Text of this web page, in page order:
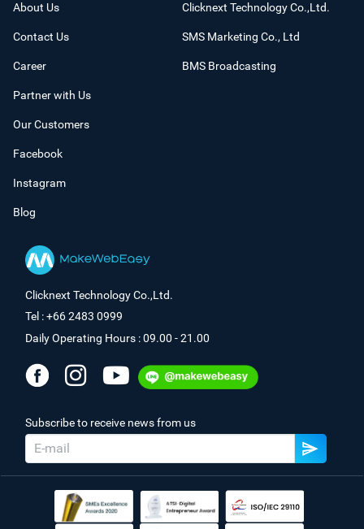
About Us
Contact Us
Career
Partner with Us
Our Customers
Facebook
Instagram
Blog
Clicknext Technology Co.,Ltd.
SMS Marketing Co., Ltd
BMS Broadcasting
Clicknext Technology Co.,Ltd.
Tel : +66 2483 0999
Daily Operating Hours : 09.00 - 21.00
Subscribe to receive news from us